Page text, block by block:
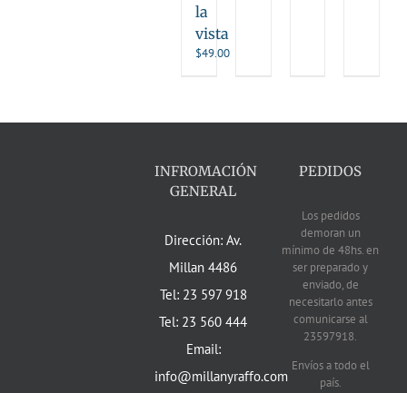
la
vista
$49.00
INFROMACIÓN
GENERAL
Dirección: Av.
Millan 4486
Tel: 23 597 918
Tel: 23 560 444
Email:
info@millanyraffo.com
PEDIDOS
Los pedidos
demoran un
mínimo de 48hs. en
ser preparado y
enviado, de
necesitarlo antes
comunicarse al
23597918.
Envíos a todo el
país.